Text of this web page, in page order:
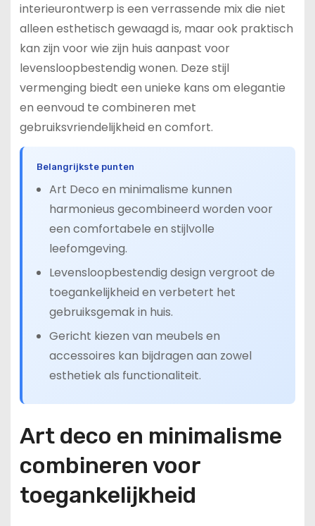
interieurontwerp is een verrassende mix die niet
alleen esthetisch gewaagd is, maar ook praktisch
kan zijn voor wie zijn huis aanpast voor
levensloopbestendig wonen. Deze stijl
vermenging biedt een unieke kans om elegantie
en eenvoud te combineren met
gebruiksvriendelijkheid en comfort.
Belangrijkste punten
Art Deco en minimalisme kunnen
harmonieus gecombineerd worden voor
een comfortabele en stijlvolle
leefomgeving.
Levensloopbestendig design vergroot de
toegankelijkheid en verbetert het
gebruiksgemak in huis.
Gericht kiezen van meubels en
accessoires kan bijdragen aan zowel
esthetiek als functionaliteit.
Art deco en minimalisme
combineren voor
toegankelijkheid